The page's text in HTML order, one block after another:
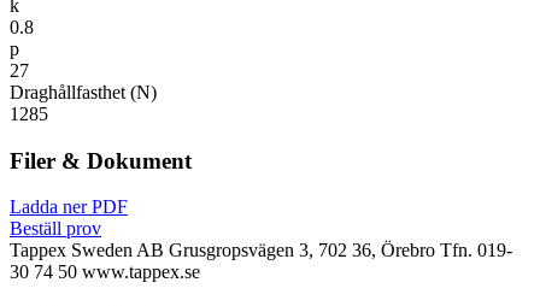
k
0.8
p
27
Draghållfasthet (N)
1285
Filer & Dokument
Ladda ner PDF
Beställ prov
Tappex Sweden AB Grusgropsvägen 3, 702 36, Örebro Tfn. 019-
30 74 50 www.tappex.se